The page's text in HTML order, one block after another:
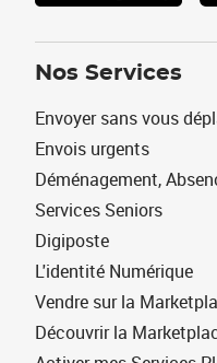
Nos Services
Envoyer sans vous
Envois urgents
Déménagement,
Services Seniors
Digiposte
L'identité Numérique
Vendre sur la
Découvrir la